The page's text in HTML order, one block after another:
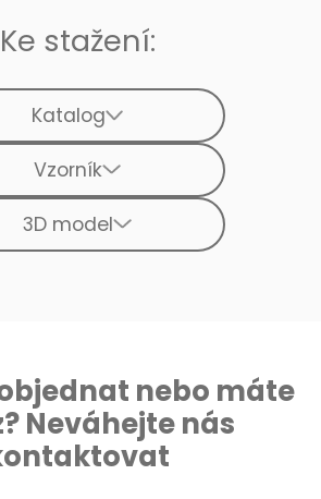
Ke stažení:
Katalog
Vzorník
3D model
nebo máte
Neváhejte nás